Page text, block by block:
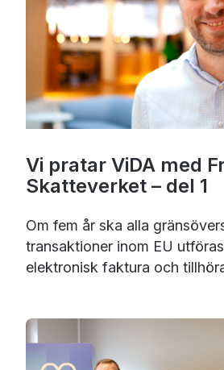
Vi pratar ViDA med
Skatteverket – del 1
Om fem år ska alla
transaktioner inom EU
elektronisk faktura och